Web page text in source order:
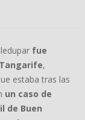
fue
,
estaba tras las
un caso de
de Buen